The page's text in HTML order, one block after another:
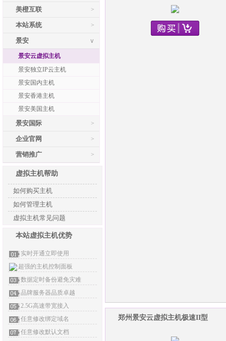
>
美橙互联
>
本站系统
∨
景安
景安云虚拟主机
景安独立IP云主机
景安国内主机
景安香港主机
景安美国主机
>
景安国际
>
企业官网
>
营销推广
虚拟主机帮助
如何购买主机
如何管理主机
虚拟主机常见问题
本站虚拟主机优势
实时开通立即使用
超强的主机控制面板
数据定时备份避免灾难
品牌服务器品质卓越
2.5G高速带宽接入
任意修改绑定域名
任意修改默认文档
郑州景安云虚拟主机极速II型